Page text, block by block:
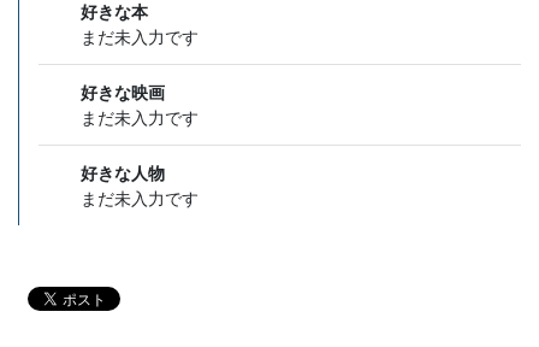
好きな本
まだ未入力です
好きな映画
まだ未入力です
好きな人物
まだ未入力です